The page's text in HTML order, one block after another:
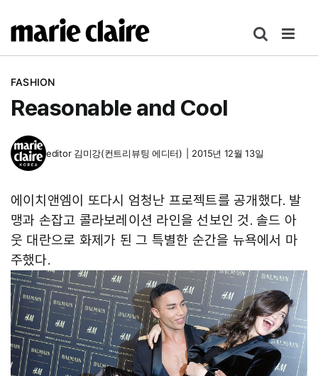
텐
FASHION
Reasonable and Cool
editor 김미강(컨트리뷰팅 에디터) 2015년 12월 13일
에이치앤엠이 또다시 엄청난 프로젝트를 공개했다. 발
맹과 손잡고 콜라보레이션 라인을 선보인 것. 솔드 아
웃 대란으로 화제가 된 그 특별한 순간을 뉴욕에서 마
주했다.